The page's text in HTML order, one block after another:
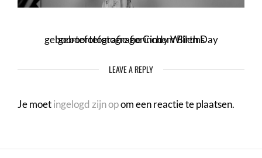
geboortefotografie gorinchem Birth Day geboortefotografie Cindy Willems
LEAVE A REPLY
Je moetingelogd zijn opom een reactie te plaatsen.